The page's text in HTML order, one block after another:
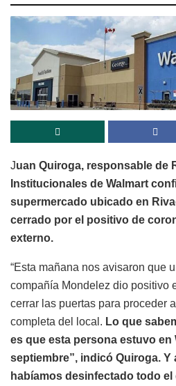
Juan Quiroga, responsable de
Institucionales de Walmart
supermercado ubicado en
cerrado por el positivo de
externo.
“Esta mañana nos avisaron que
compañía Mondelez dio positivo
cerrar las puertas para proceder
completa del local. Lo que
es que esta persona estuvo en
septiembre”, indicó Quiroga.
habíamos desinfectado todo el